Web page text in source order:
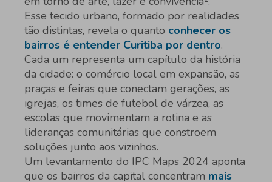
Esse tecido urbano, formado por realidades
tão distintas, revela o quanto conhecer os
bairros é entender Curitiba por dentro.
Cada um representa um capítulo da história
da cidade: o comércio local em expansão, as
praças e feiras que conectam gerações, as
igrejas, os times de futebol de várzea, as
escolas que movimentam a rotina e as
lideranças comunitárias que constroem
soluções junto aos vizinhos.
Um levantamento do IPC Maps 2024 aponta
que os bairros da capital concentram mais